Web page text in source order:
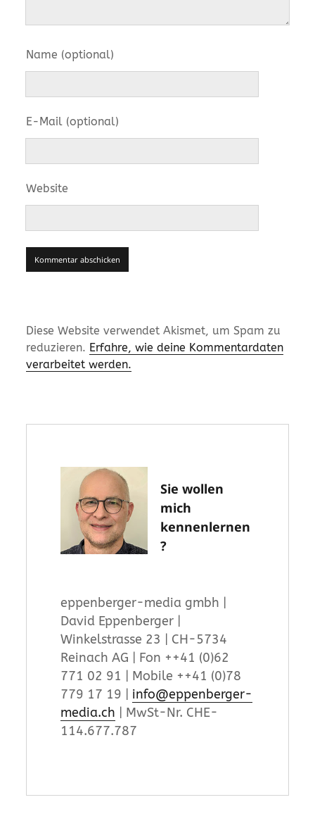
Name (optional)
E-Mail (optional)
Website
Diese Website verwendet Akismet, um Spam zu
reduzieren. Erfahre, wie deine Kommentardaten
verarbeitet werden.
Sie wollen
mich
kennenlernen
?
eppenberger-media gmbh |
David Eppenberger |
Winkelstrasse 23 | CH-5734
Reinach AG | Fon ++41 (0)62
771 02 91 | Mobile ++41 (0)78
779 17 19 | info@eppenberger-
media.ch | MwSt-Nr. CHE-
114.677.787